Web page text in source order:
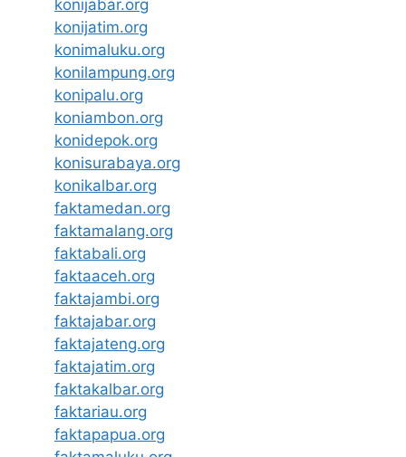
konijabar.org
konijatim.org
konimaluku.org
konilampung.org
konipalu.org
koniambon.org
konidepok.org
konisurabaya.org
konikalbar.org
faktamedan.org
faktamalang.org
faktabali.org
faktaaceh.org
faktajambi.org
faktajabar.org
faktajateng.org
faktajatim.org
faktakalbar.org
faktariau.org
faktapapua.org